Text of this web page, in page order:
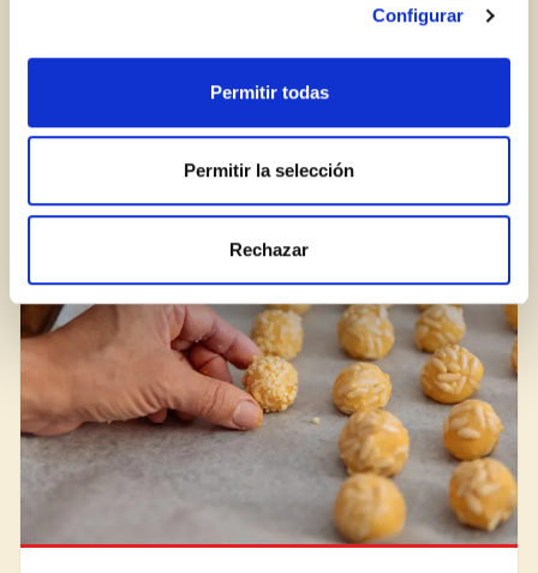
Configurar
Permitir todas
Permitir la selección
Rechazar
Halloween o Todos los Santos: ¿Qué recetas están
más buenas?